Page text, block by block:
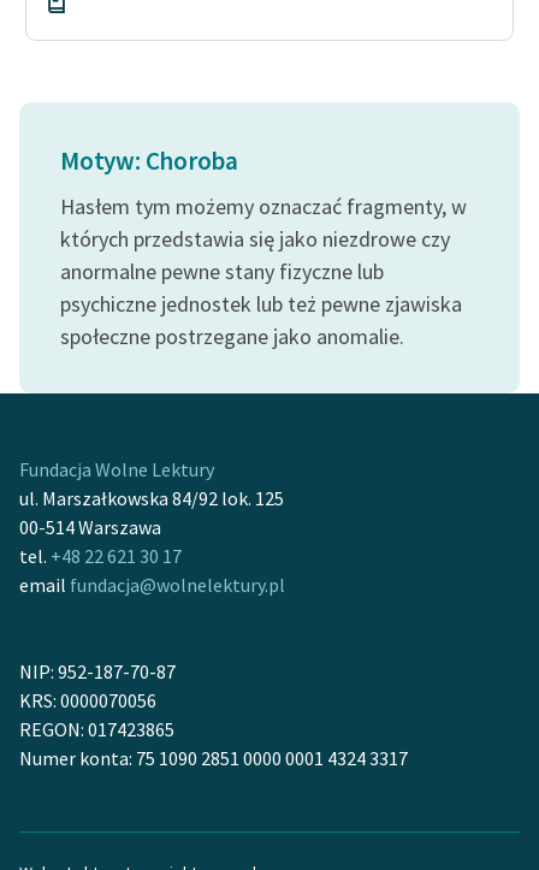
Dane fundacji i
sprawozdania finansowe
Regulamin darowizn
Informacja o treściach
wrażliwych
Motyw: Choroba
Hasłem tym możemy oznaczać fragmenty, w
których przedstawia się jako niezdrowe czy
anormalne pewne stany fizyczne lub
psychiczne jednostek lub też pewne zjawiska
społeczne postrzegane jako anomalie.
Fundacja Wolne Lektury
ul. Marszałkowska 84/92 lok. 125
00-514 Warszawa
tel. +48 22 621 30 17
email fundacja@wolnelektury.pl
NIP: 952-187-70-87
KRS: 0000070056
REGON: 017423865
Numer konta: 75 1090 2851 0000 0001 4324 3317